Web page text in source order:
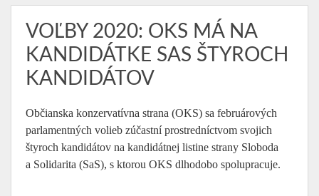
VOĽBY 2020: OKS MÁ NA
KANDIDÁTKE SAS ŠTYROCH
KANDIDÁTOV
Občianska konzervatívna strana (OKS) sa februárových
parlamentných volieb zúčastní prostredníctvom svojich
štyroch kandidátov na kandidátnej listine strany Sloboda
a Solidarita (SaS), s ktorou OKS dlhodobo spolupracuje.